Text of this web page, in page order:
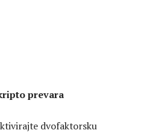
prevara
dvofaktorsku